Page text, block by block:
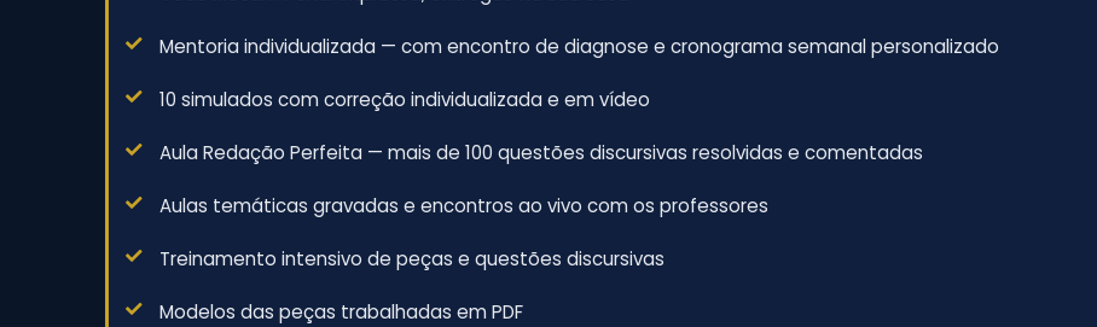
Mentoria individualizada — com encontro de diagnose e cronograma semanal personalizado
10 simulados com correção individualizada e em vídeo
Aula Redação Perfeita — mais de 100 questões discursivas resolvidas e comentadas
Aulas temáticas gravadas e encontros ao vivo com os professores
Treinamento intensivo de peças e questões discursivas
Modelos das peças trabalhadas em PDF